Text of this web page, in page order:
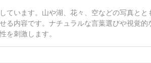
います。山や湖、花々、空などの写真とと
る内容です。ナチュラルな言葉選びや視覚的
を刺激します。